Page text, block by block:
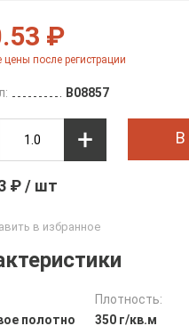
₽
после регистрации
B08857
В
₽ / шт
полотно
Плотность:
350 г/кв.м